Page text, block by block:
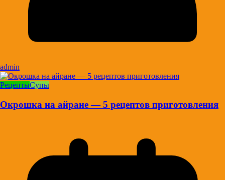
admin
РецептыСупы
Окрошка на айране — 5 рецептов приготовления